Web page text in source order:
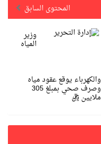
المحتوى السابق
وزير
المياه
والكهرباء يوقع عقود مياه
وصرف صحي بمبلغ 305
ملايين ريال